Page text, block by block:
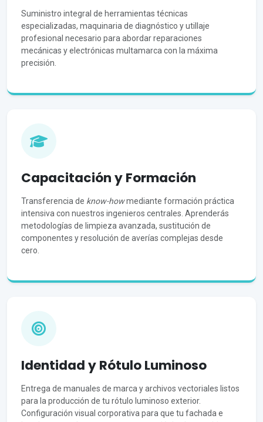
Suministro integral de herramientas técnicas
especializadas, maquinaria de diagnóstico y utillaje
profesional necesario para abordar reparaciones
mecánicas y electrónicas multamarca con la máxima
precisión.
Capacitación y Formación
Transferencia de know-howmediante formación práctica
intensiva con nuestros ingenieros centrales. Aprenderás
metodologías de limpieza avanzada, sustitución de
componentes y resolución de averías complejas desde
cero.
Identidad y Rótulo Luminoso
Entrega de manuales de marca y archivos vectoriales listos
para la producción de tu rótulo luminoso exterior.
Configuración visual corporativa para que tu fachada e